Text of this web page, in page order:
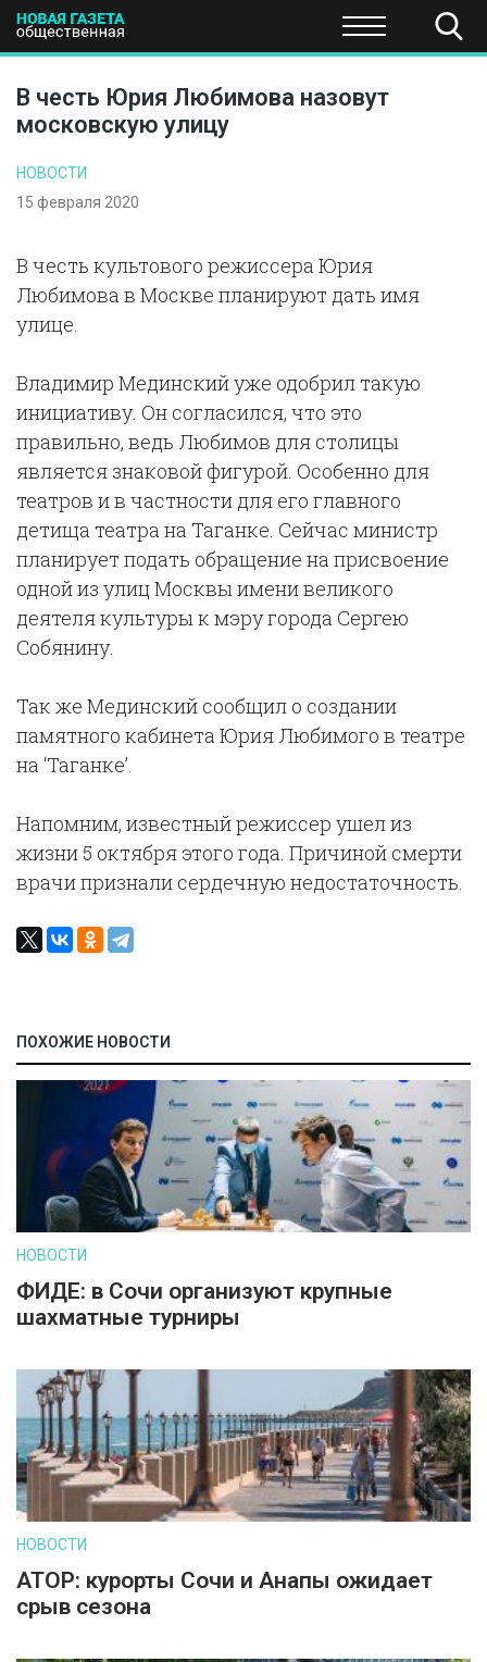
ПОЛИТИКА ЭКОНОМИКА НАУКА И
В честь Юрия Любимова назовут
московскую улицу
НОВОСТИ
15 февраля 2020
В честь культового режиссера Юрия
Любимова в Москве планируют дать имя
улице.
Владимир Мединский уже одобрил такую
инициативу. Он согласился, что это
правильно, ведь Любимов для столицы
является знаковой фигурой. Особенно для
театров и в частности для его главного
детища театра на Таганке. Сейчас министр
планирует подать обращение на присвоение
одной из улиц Москвы имени великого
деятеля культуры к мэру города Сергею
Собянину.
Так же Мединский сообщил о создании
памятного кабинета Юрия Любимого в театре
на ‘Таганке’.
Напомним, известный режиссер ушел из
жизни 5 октября этого года. Причиной смерти
врачи признали сердечную недостаточность.
ПОХОЖИЕ НОВОСТИ
НОВОСТИ
ФИДЕ: в Сочи организуют крупные
шахматные турниры
НОВОСТИ
АТОР: курорты Сочи и Анапы ожидает
срыв сезона